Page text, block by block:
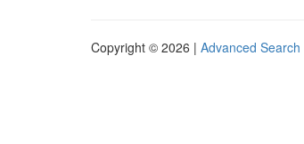
Copyright © 2026 | Advanced Search